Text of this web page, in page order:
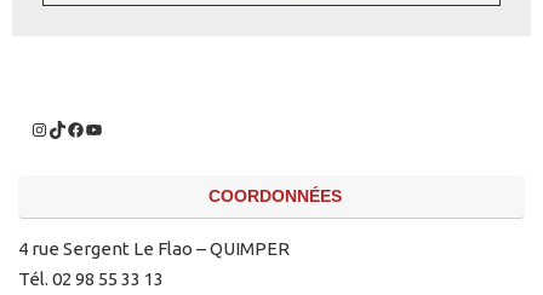
COORDONNÉES
4 rue Sergent Le Flao – QUIMPER
Tél. 02 98 55 33 13